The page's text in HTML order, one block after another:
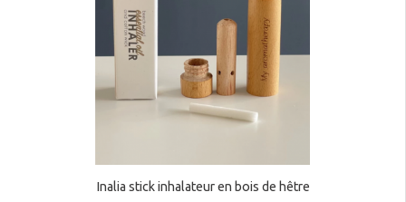
Inalia stick inhalateur en bois de hêtre